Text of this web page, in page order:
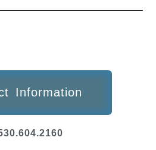
Information